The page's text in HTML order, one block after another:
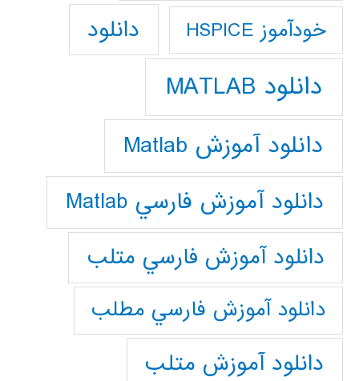
خودآموز HSPICE دانلود
دانلود MATLAB
دانلود آموزش Matlab
دانلود آموزش فارسي Matlab
دانلود آموزش فارسي متلب
دانلود آموزش فارسي مطلب
دانلود آموزش متلب